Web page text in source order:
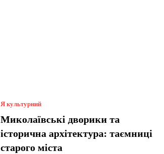
Я культурний
Миколаївські дворики та
історична архітектура: таємниці
старого міста